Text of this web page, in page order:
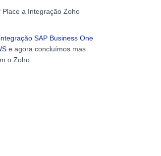
a Integração Zoho
SAP Business One
e agora concluímos mas
o Zoho.